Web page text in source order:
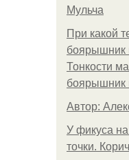
Мульча
При какой
боярышник
Тонкости
боярышник
Автор:
У фикуса
точки.